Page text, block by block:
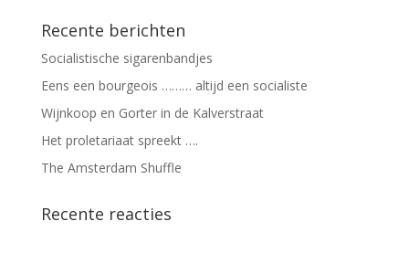
Recente berichten
Socialistische sigarenbandjes
Eens een bourgeois ……… altijd een socialiste
Wijnkoop en Gorter in de Kalverstraat
Het proletariaat spreekt ….
The Amsterdam Shuffle
Recente reacties